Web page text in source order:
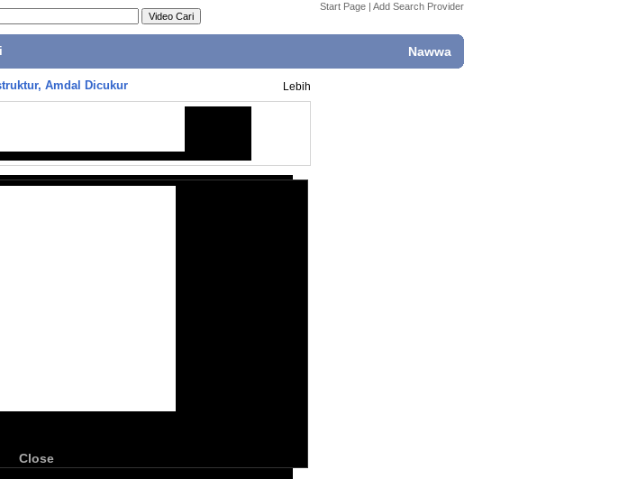
Start Page | Add Search Provider
Nawwa
Amdal Dicukur Lebih
Close